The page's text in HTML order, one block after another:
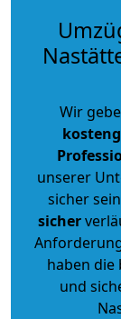
Wir
unserer
sicher
sicher
haben die
und